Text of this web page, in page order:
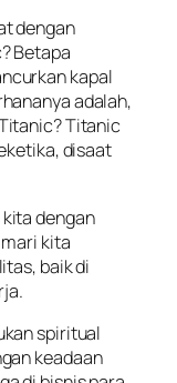
dengan
Betapa
kapal
adalah,
Titanic
disaat
dengan
kita
baik di
spiritual
keadaan